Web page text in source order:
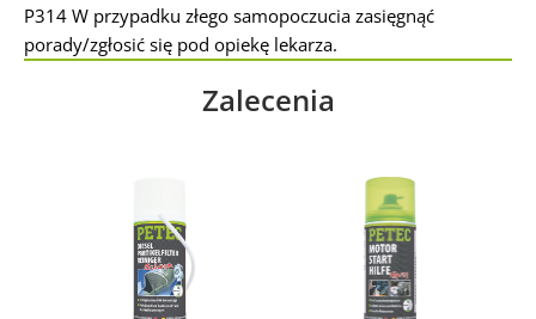
P314 W przypadku złego samopoczucia zasięgnąć
porady/zgłosić się pod opiekę lekarza.
Zalecenia